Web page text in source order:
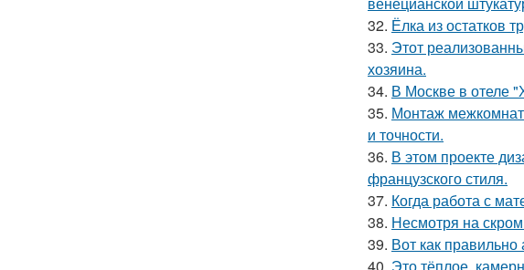
32. Ёлка из остатков
33. Этот
хозяина.
34. В Москве в отеле
35. Монтаж
и точности.
36. В этом проекте
французского стиля.
37. Когда работа с
38. Несмотря на
39. Вот как